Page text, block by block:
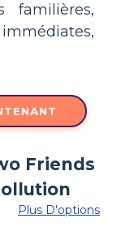
familières,
Plus D'options